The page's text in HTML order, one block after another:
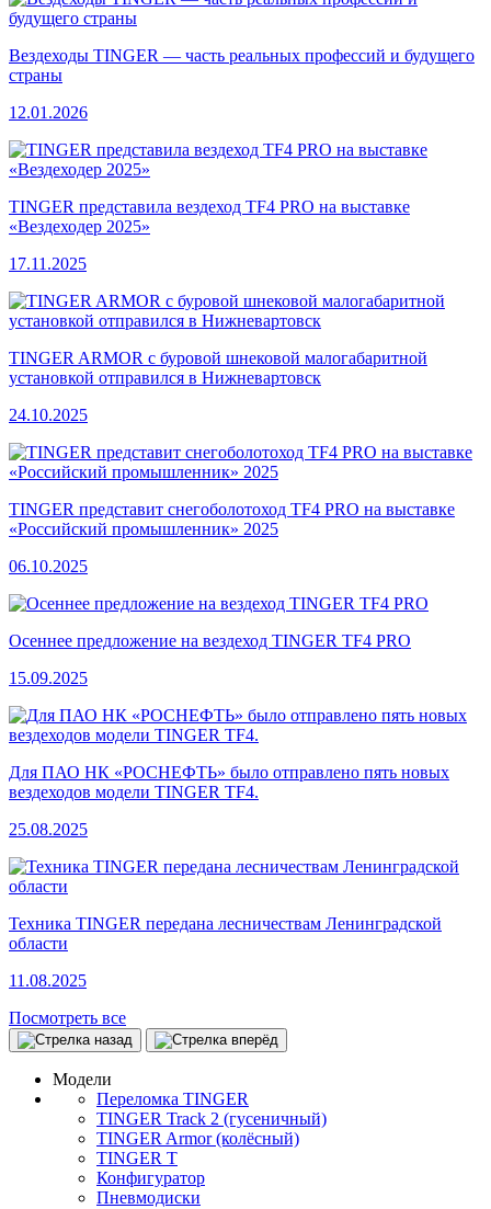
Вездеходы TINGER — часть реальных профессий и будущего
страны
12.01.2026
TINGER представила вездеход TF4 PRO на выставке
«Вездеходер 2025»
17.11.2025
TINGER ARMOR с буровой шнековой малогабаритной
установкой отправился в Нижневартовск
24.10.2025
TINGER представит снегоболотоход TF4 PRO на выставке
«Российский промышленник» 2025
06.10.2025
Осеннее предложение на вездеход TINGER TF4 PRO
15.09.2025
Для ПАО НК «РОСНЕФТЬ» было отправлено пять новых
вездеходов модели TINGER TF4.
25.08.2025
Техника TINGER передана лесничествам Ленинградской
области
11.08.2025
Посмотреть все
Модели
Переломка TINGER
TINGER Track 2 (гусеничный)
TINGER Armor (колёсный)
TINGER T
Конфигуратор
Пневмодиски